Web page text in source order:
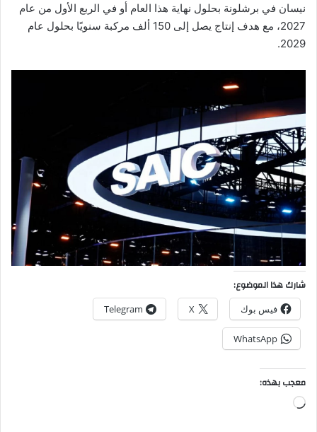
نيسان في برشلونة بحلول نهاية هذا العام أو في الربع الأول من عام
2027، مع هدف إنتاج يصل إلى 150 ألف مركبة سنويًا بحلول عام
2029.
شارك هذا الموضوع:
فيس بوك X
Telegram
WhatsApp
معجب بهذه:
جاري